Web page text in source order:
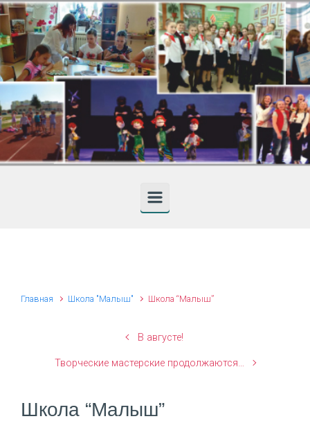
Skip to main content
Главная Школа "Малыш" Школа “Малыш”
В августе!
Творческие мастерские продолжаются…
Школа “Малыш”